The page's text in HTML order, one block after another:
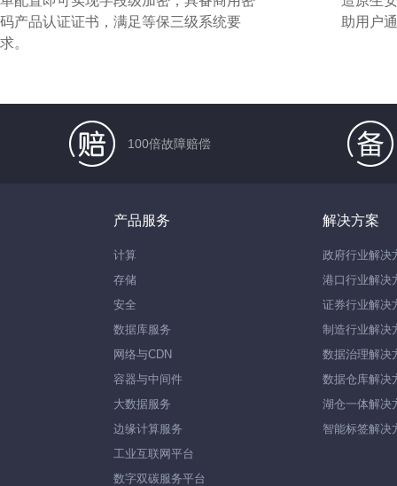
码产品认证证书，满足等保三级系统要
求。
助用户
100倍故障赔偿
产品服务
计算
存储
安全
数据库服务
网络与CDN
容器与中间件
大数据服务
边缘计算服务
工业互联网平台
数字双碳服务平台
解决方案
政府行业解决
港口行业解决
证券行业解决
制造行业解决
数据治理解决
数据仓库解决
湖仓一体解决
智能标签解决